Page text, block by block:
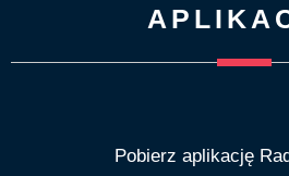
Pobierz aplikację